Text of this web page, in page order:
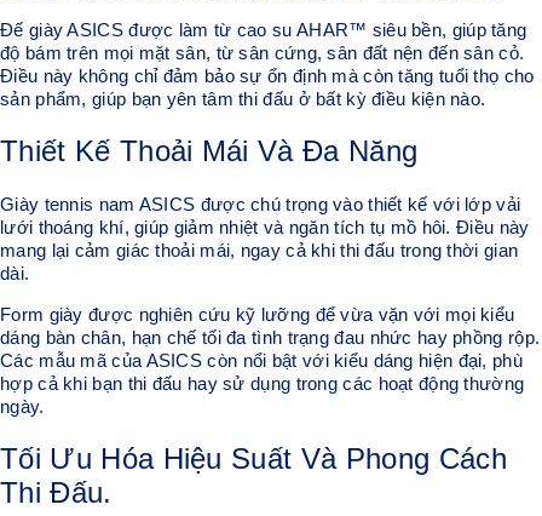
Đế giày ASICS được làm từ cao su AHAR™ siêu bền, giúp tăng
độ bám trên mọi mặt sân, từ sân cứng, sân đất nện đến sân cỏ.
Điều này không chỉ đảm bảo sự ổn định mà còn tăng tuổi thọ cho
sản phẩm, giúp bạn yên tâm thi đấu ở bất kỳ điều kiện nào.
Thiết Kế Thoải Mái Và Đa Năng
Giày tennis nam ASICS được chú trọng vào thiết kế với lớp vải
lưới thoáng khí, giúp giảm nhiệt và ngăn tích tụ mồ hôi. Điều này
mang lại cảm giác thoải mái, ngay cả khi thi đấu trong thời gian
dài.
Form giày được nghiên cứu kỹ lưỡng để vừa vặn với mọi kiểu
dáng bàn chân, hạn chế tối đa tình trạng đau nhức hay phồng rộp.
Các mẫu mã của ASICS còn nổi bật với kiểu dáng hiện đại, phù
hợp cả khi bạn thi đấu hay sử dụng trong các hoạt động thường
ngày.
Tối Ưu Hóa Hiệu Suất Và Phong Cách
Thi Đấu.